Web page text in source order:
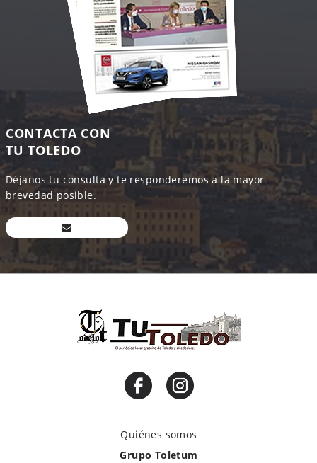
CONTACTA CON
TU TOLEDO
Déjanos tu consulta y te responderemos a la mayor
brevedad posible.
Quiénes somos
Grupo Toletum